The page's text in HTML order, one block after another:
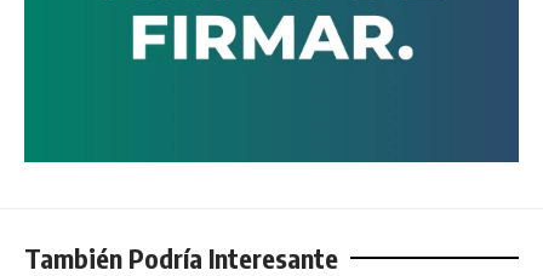
También Podría Interesante